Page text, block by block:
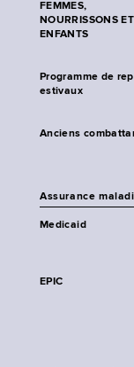
FEMMES,
NOURRISSONS ET
ENFANTS
Programme de
estivaux
Anciens
Assurance
Medicaid
EPIC